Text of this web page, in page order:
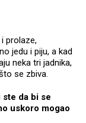
prolaze,
jedu i piju, a kad
neka tri jadnika,
se zbiva.
da bi se
uskoro mogao